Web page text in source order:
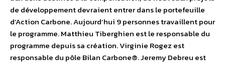
de développement devraient entrer dans le portefeuille
d’Action Carbone. Aujourd’hui 9 personnes travaillent pour
le programme. Matthieu Tiberghien est le responsable du
programme depuis sa création. Virginie Rogez est
responsable du pôle Bilan Carbone®. Jeremy Debreu est